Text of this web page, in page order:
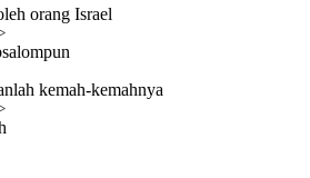
orang Israel
kemah-kemahnya